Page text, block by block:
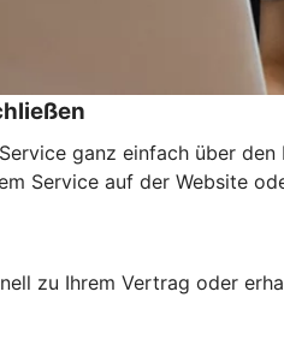
ganz einfach über
Service auf der Website
zu Ihrem Vertrag oder